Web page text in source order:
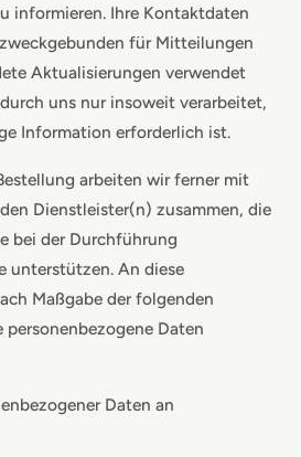
informieren. Ihre Kontaktdaten
für Mitteilungen
Aktualisierungen verwendet
uns nur insoweit verarbeitet,
Information erforderlich ist.
arbeiten wir ferner mit
Dienstleister(n) zusammen, die
bei der Durchführung
unterstützen. An diese
Maßgabe der folgenden
Daten
Daten an